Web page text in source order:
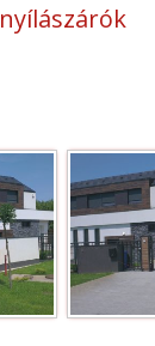
nyílászárók